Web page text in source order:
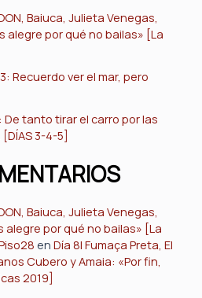
Baiuca, Julieta Venegas,
alegre por qué no bailas» [La
Recuerdo ver el mar, pero
De tanto tirar el carro por las
3-4-5]
Baiuca, Julieta Venegas,
por qué no bailas» [La
enDía 8| Fumaça Preta, El
Cubero y Amaia: «Por fin,
2019]